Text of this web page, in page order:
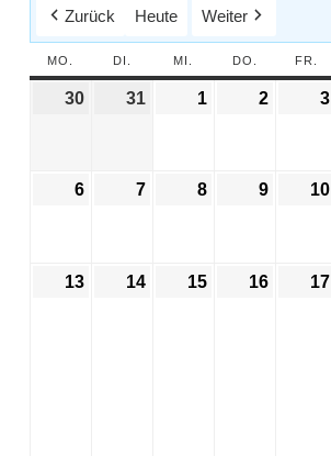
Zurück Heute Weiter
MO. DI. MI. DO. FR.
30 31 1 2 3
6 7 8 9 10
13 14 15 16 17